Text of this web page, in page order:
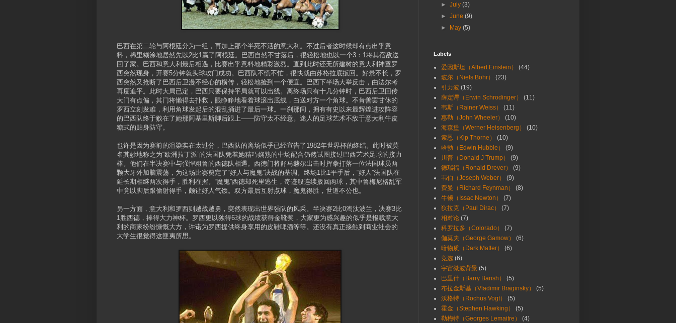
巴西在第二轮与阿根廷分为一组，再加上那个半死不活的意大利。不过后者这时候却有点出乎意
料，稀里糊涂地居然先以2比1赢了阿根廷。巴西自然不甘落后，很轻松地也以一个3：1将其宿敌送
回了家。巴西和意大利最后相遇，比赛出乎意料地精彩激烈。直到此时还无所建树的意大利神童罗
西突然现身，开赛5分钟就头球攻门成功。巴西队不慌不忙，很快就由苏格拉底扳回。好景不长，罗
西突然又抢断了巴西后卫漫不经心的横传，轻松地捡到一个便宜。巴西下半场大举反击，由法尔考
再度追平。此时大局已定，巴西只要保持平局就可以出线。离终场只有十几分钟时，巴西后卫回传
大门有点偏，其门将懒得去扑救，眼睁睁地看着球滚出底线，白送对方一个角球。不肯善罢甘休的
罗西立刻发难，利用角球发起后的混乱捅进了最后一球。一刹那间，拥有有史以来最辉煌进攻阵容
的巴西队终于败在了她那阿基里斯脚后跟上——防守太不经意。迷人的足球艺术不敌于意大利牛皮
糖式的贴身防守。
也许是因为赛前的渲染实在太过分，巴西队的离场似乎已经宣告了1982年世界杯的终结。此时被莫
名其妙地称之为“欧洲拉丁派”的法国队凭着她精巧娴熟的中场配合仍然试图接过巴西艺术足球的接力
棒。他们在半决赛中与强悍粗鲁的西德队相遇。西德门将舒马赫尔出击时挥拳打落一位法国球员两
颗大牙外加脑震荡，为这场比赛奠定了“好人与魔鬼”决战的基调。终场1比1平手后，“好人”法国队在
延长期相继两次得手，胜利在握。“魔鬼”西德却死里逃生，奇迹般连续扳回两球，其中鲁梅尼格乱军
中竟以脚后跟偷射得手，颇让好人气馁。双方最后互射点球，魔鬼得胜，世道不公也。
另一方面，意大利和罗西则越战越勇，突然表现出世界强队的风采。半决赛2比0淘汰波兰，决赛3比
1胜西德，捧得大力神杯。罗西更以独得6球的战绩获得金靴奖，大家更为感兴趣的似乎是报载意大
利的商家纷纷慷慨大方，许诺为罗西提供终身享用的皮鞋啤酒等等。还没有真正接触到商业社会的
大学生很觉得这匪夷所思。
►July(3)
►June(9)
►
May(5)
Labels
爱因斯坦（Albert Einstein）
(44)
玻尔（Niels Bohr）
(23)
引力波 (19)
薛定谔（Erwin Schrodinger）
(11)
韦斯（Rainer Weiss）
(11)
惠勒（John Wheeler）
(10)
海森堡（Werner Heisenberg）
(10)
索恩（Kip Thorne）
(10)
哈勃（Edwin Hubble）
(9)
川普（Donald J Trump）
(9)
德瑞福（Ronald Drever）
(9)
韦伯（Joseph Weber）
(9)
费曼（Richard Feynman）
(8)
牛顿（Issac Newton）
(7)
狄拉克（Paul Dirac）
(7)
相对论 (7)
科罗拉多（Colorado）
(7)
伽莫夫（George Gamow）
(6)
暗物质（Dark Matter）
(6)
竞选 (6)
宇宙微波背景 (5)
巴里什（Barry Barish）
(5)
布拉金斯基（Vladimir Braginsky）
(5)
沃格特（Rochus Vogt）
(5)
霍金（Stephen Hawking）
(5)
勒梅特（Georges Lemaitre）
(4)